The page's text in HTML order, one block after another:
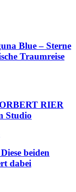
Blue – Sterne
Traumreise
RIER
Studio
beiden
dabei